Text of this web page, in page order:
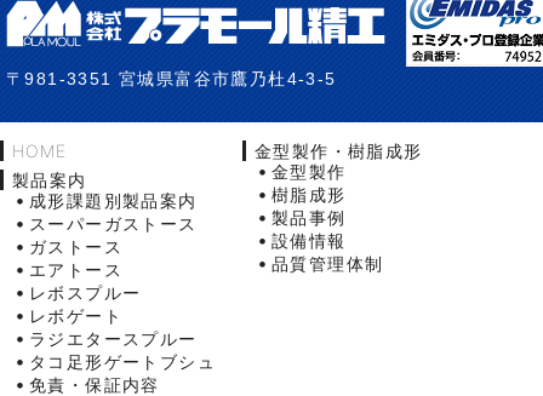
〒981-3351 宮城県富谷市鷹乃杜4-3-5
HOME
製品案内
成形課題別製品案内
スーパーガストース
ガストース
エアトース
レボスプルー
レボゲート
ラジエタースプルー
タコ足形ゲートブシュ
免責・保証内容
金型製作・樹脂成形
金型製作
樹脂成形
製品事例
設備情報
品質管理体制